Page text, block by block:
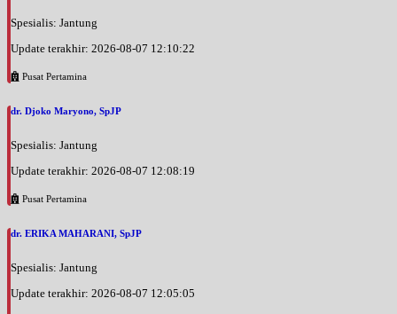
EKSEKUTIF
Rabu, 26/08/2026
Jam 15:00 - 16:00
Jam 07:00 - 10:00
Kamis, 27/08/2026
Jumat, 28/08/2026
Jam 09:00 - 13:00
BPJS
Spesialis: Jantung
Update terakhir: 2026-08-07 12:10:22
Pusat Pertamina
dr. Djoko Maryono, SpJP
Spesialis: Jantung
Update terakhir: 2026-08-07 12:08:19
Pusat Pertamina
dr. ERIKA MAHARANI, SpJP
Spesialis: Jantung
Update terakhir: 2026-08-07 12:05:05